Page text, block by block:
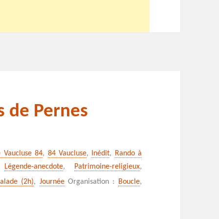
de Pernes
84, 84 Vaucluse, Inédit,
Rando à
Légende-anecdote, Patrimoine-religieux,
de Pernes
(2h), JournéeOrganisation : Boucle,